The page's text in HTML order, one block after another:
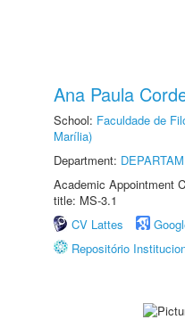
Ana Paula
School: Faculdade de
Marília)
Department:
Academic Appointment
title: MS-3.1
CV Lattes
Repositório